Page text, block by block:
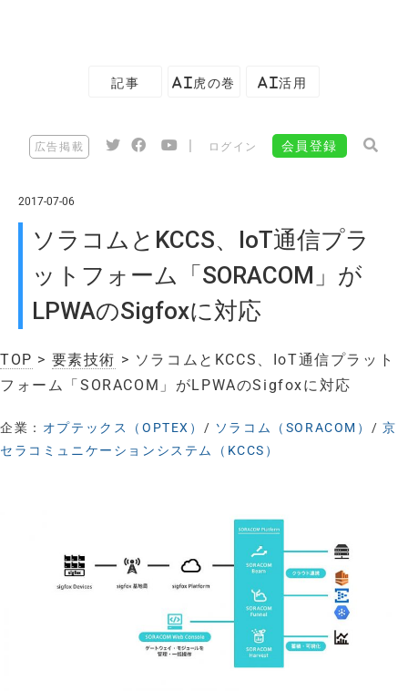
記事 AI虎の巻 AI活用
広告掲載 ログイン 会員登録
2017-07-06
ソラコムとKCCS、IoT通信プラ
ットフォーム「SORACOM」が
LPWAのSigfoxに対応
TOP > 要素技術 > ソラコムとKCCS、IoT通信プラット
フォーム「SORACOM」がLPWAのSigfoxに対応
企業： オプテックス（OPTEX） / ソラコム（SORACOM） / 京
セラコミュニケーションシステム（KCCS）